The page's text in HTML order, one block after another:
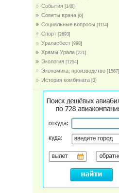
События [148]
Советы врача [0]
Социальные вопросы [1114]
Спорт [2693]
Ураласбест [998]
Храмы Урала [221]
Экология [1254]
Экономика, производство [1567]
История комбината [3]